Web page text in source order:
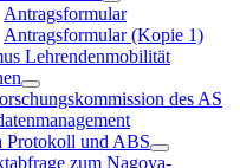
Antragsformular
Antragsformular (Kopie 1)
Lehrendenmobilität
des AS
Protokoll und ABS
zum Nagoya-